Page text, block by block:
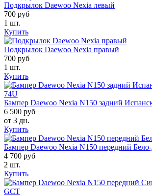
Подкрылок Daewoo Nexia левый
700 руб
1 шт.
Купить
Подкрылок Daewoo Nexia правый
700 руб
1 шт.
Купить
Бампер Daewoo Nexia N150 задний
6 500 руб
от 3 дн.
Купить
Бампер Daewoo Nexia N150 передний
4 700 руб
2 шт.
Купить